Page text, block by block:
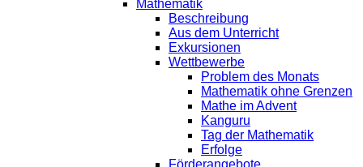
Mathematik
Beschreibung
Aus dem Unterricht
Exkursionen
Wettbewerbe
Problem des Monats
Mathematik ohne Grenzen
Mathe im Advent
Kanguru
Tag der Mathematik
Erfolge